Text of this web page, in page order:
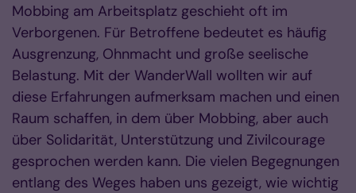
Mobbing am Arbeitsplatz geschieht oft im
Verborgenen. Für Betroffene bedeutet es häufig
Ausgrenzung, Ohnmacht und große seelische
Belastung. Mit der WanderWall wollten wir auf
diese Erfahrungen aufmerksam machen und einen
Raum schaffen, in dem über Mobbing, aber auch
über Solidarität, Unterstützung und Zivilcourage
gesprochen werden kann. Die vielen Begegnungen
entlang des Weges haben uns gezeigt, wie wichtig